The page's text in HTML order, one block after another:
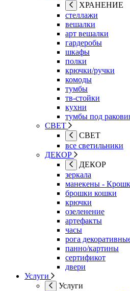
ХРАНЕНИЕ
стеллажи
вешалки
арт вешалки
гардеробы
шкафы
полки
крючки/ручки
комоды
тумбы
тв-стойки
кухни
тумбы под
СВЕТ
СВЕТ
все светильники
ДЕКОР
ДЕКОР
зеркала
манекены -
брошки кошки
крючки
озеленение
артефакты
часы
рога
панно/картины
сертификот
двери
Услуги
Услуги